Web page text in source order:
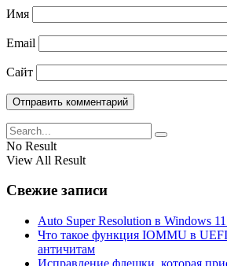
Имя
Email
Сайт
No Result
View All Result
Свежие записи
Auto Super Resolution в Windows
Что такое функция IOMMU в
античитам
Исправление флешки, которая